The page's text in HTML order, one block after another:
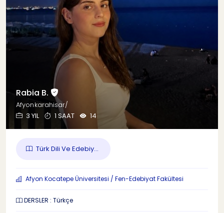
Rabia B.
Afyonkarahisar/
3 YIL
1 SAAT 14
Türk Dili Ve Edebiy...
Afyon Kocatepe Üniversitesi / Fen-Edebiyat Fakültesi
DERSLER : Türkçe